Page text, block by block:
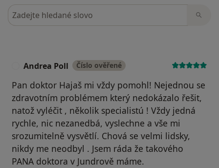
Hledejte v názorech
Andrea Poll Číslo ověřené
Pan doktor Hajaš mi vždy pomohl! Nejednou se
zdravotním problémem který nedokázalo řešit,
natož vyléčit , několik specialistú ! Vždy jedná
rychle, nic nezanedbá, vyslechne a vše mi
srozumitelně vysvětlí. Chová se velmi lidsky,
nikdy me neodbyl . Jsem ráda že takového
PANA doktora v Jundrově máme.